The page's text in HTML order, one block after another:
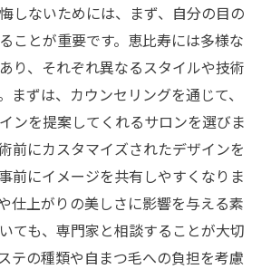
しないためには、まず、自分の目の
ことが重要です。恵比寿には多様な
り、それぞれ異なるスタイルや技術
まずは、カウンセリングを通じて、
ンを提案してくれるサロンを選びま
前にカスタマイズされたデザインを
前にイメージを共有しやすくなりま
仕上がりの美しさに影響を与える素
ても、専門家と相談することが大切
テの種類や自まつ毛への負担を考慮